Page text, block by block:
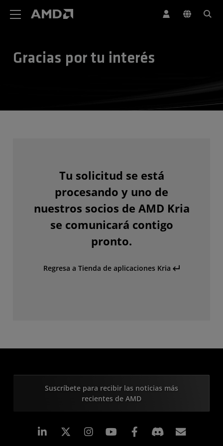
Gracias por tu interés
Tu solicitud se está
procesando y uno de
nuestros socios de AMD Kria
se comunicará contigo
pronto.
Regresa a Tienda de aplicaciones Kria
Suscríbete para recibir las noticias más
recientes de AMD
LinkedIn Instagram Facebook